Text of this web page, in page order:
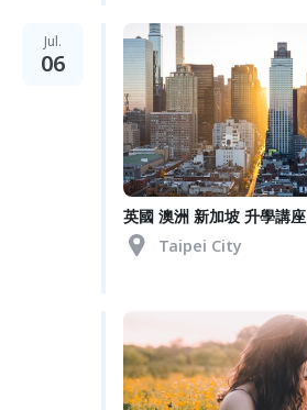
Jul.
06
英國 澳洲 新加坡 升學講座
Taipei City